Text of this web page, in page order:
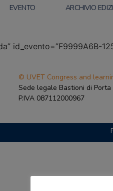
EVENTO ARCHIVIO
id_evento=”F9999A6B-
© UVET Congress and
Sede legale Bastioni di
P.IVA 087112000967